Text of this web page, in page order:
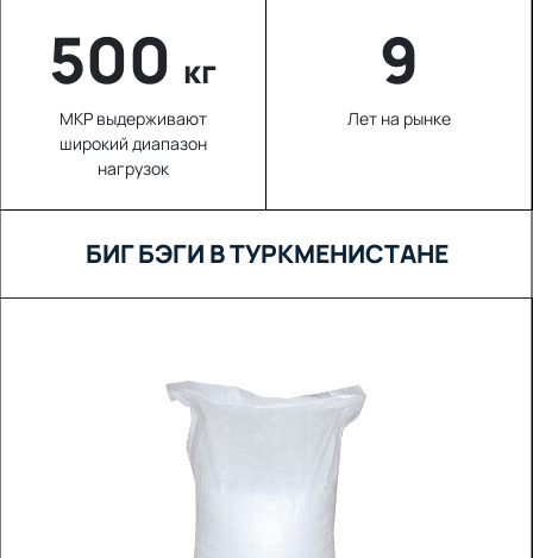
654 кг
МКР выдерживают
широкий диапазон
нагрузок
9
Лет на рынке
БИГ БЭГИ В ТУРКМЕНИСТАНЕ